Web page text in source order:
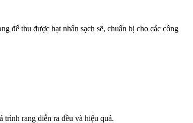
để thu được hạt nhân sạch sẽ, chuẩn bị cho các công
rang diễn ra đều và hiệu quả.